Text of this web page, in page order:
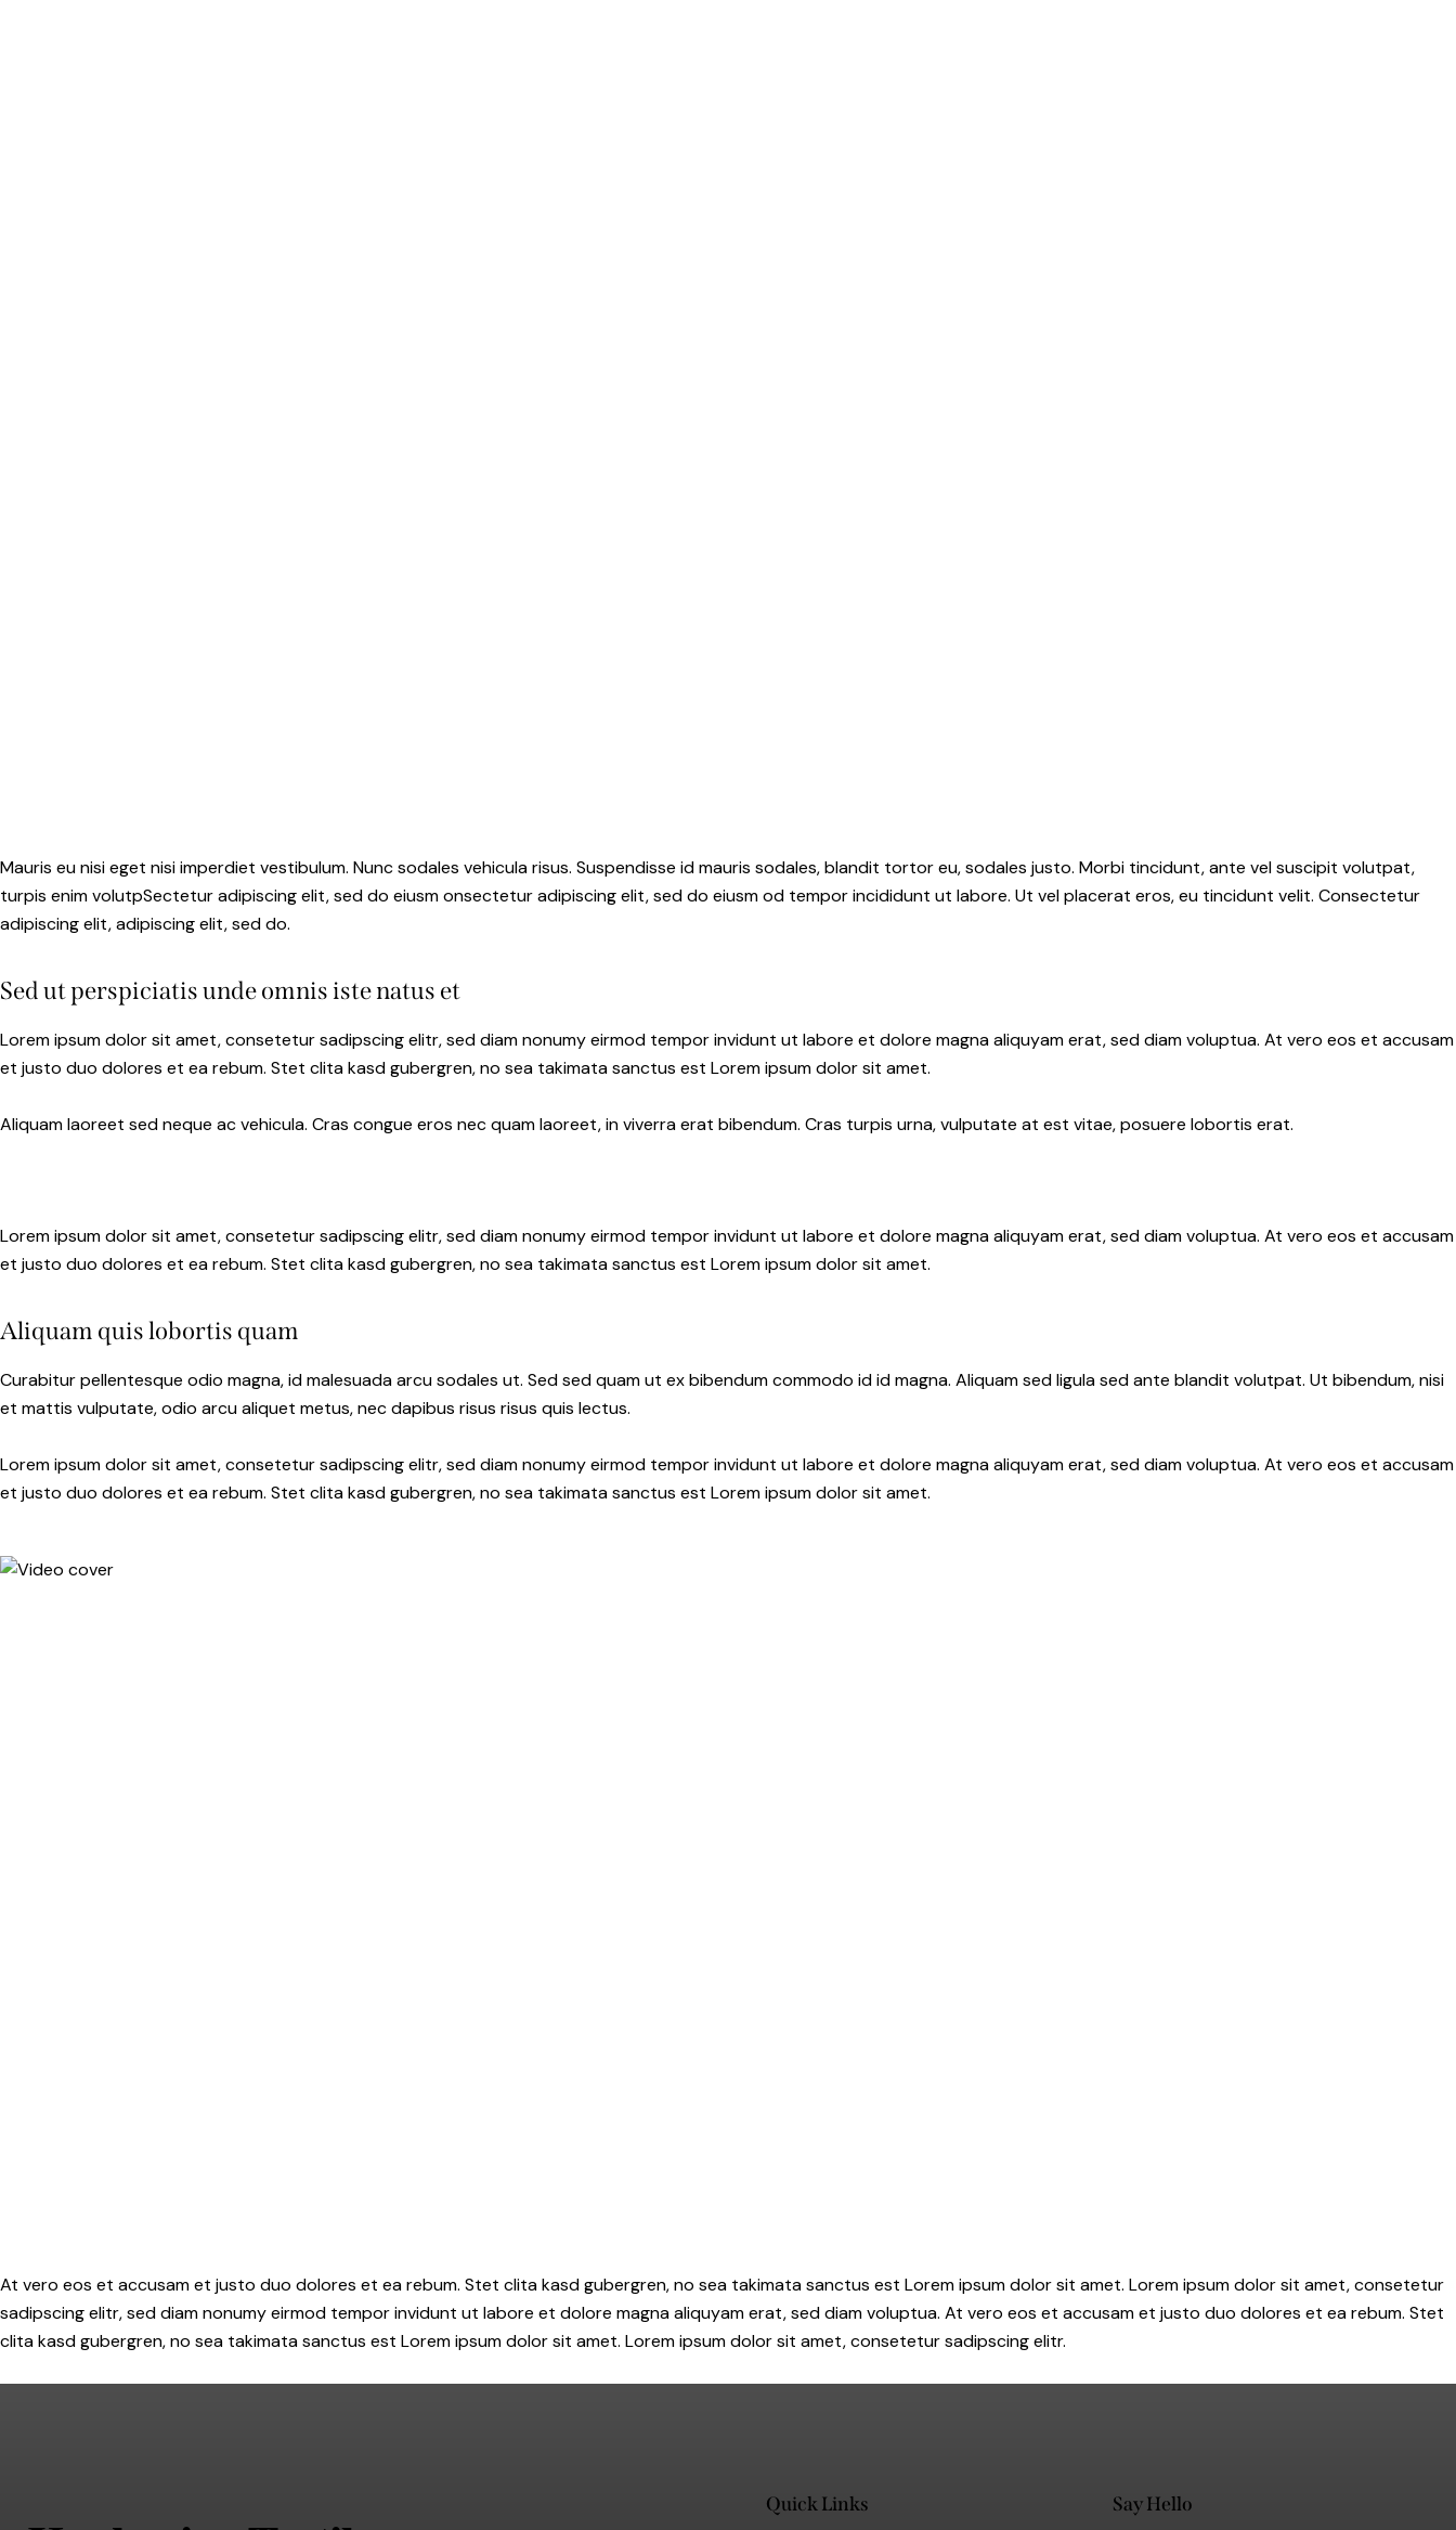
Mauris eu nisi eget nisi imperdiet vestibulum. Nunc sodales vehicula risus. Suspendisse id mauris sodales, blandit tortor eu, sodales justo. Morbi tincidunt, ante vel suscipit volutpat,
turpis enim volutpSectetur adipiscing elit, sed do eiusm onsectetur adipiscing elit, sed do eiusm od tempor incididunt ut labore. Ut vel placerat eros, eu tincidunt velit. Consectetur
adipiscing elit, adipiscing elit, sed do.
Sed ut perspiciatis unde omnis iste natus et
Lorem ipsum dolor sit amet, consetetur sadipscing elitr, sed diam nonumy eirmod tempor invidunt ut labore et dolore magna aliquyam erat, sed diam voluptua. At vero eos et accusam
et justo duo dolores et ea rebum. Stet clita kasd gubergren, no sea takimata sanctus est Lorem ipsum dolor sit amet.
Aliquam laoreet sed neque ac vehicula. Cras congue eros nec quam laoreet, in viverra erat bibendum. Cras turpis urna, vulputate at est vitae, posuere lobortis erat.
Lorem ipsum dolor sit amet, consetetur sadipscing elitr, sed diam nonumy eirmod tempor invidunt ut labore et dolore magna aliquyam erat, sed diam voluptua. At vero eos et accusam
et justo duo dolores et ea rebum. Stet clita kasd gubergren, no sea takimata sanctus est Lorem ipsum dolor sit amet.
Aliquam quis lobortis quam
Curabitur pellentesque odio magna, id malesuada arcu sodales ut. Sed sed quam ut ex bibendum commodo id id magna. Aliquam sed ligula sed ante blandit volutpat. Ut bibendum, nisi
et mattis vulputate, odio arcu aliquet metus, nec dapibus risus risus quis lectus.
Lorem ipsum dolor sit amet, consetetur sadipscing elitr, sed diam nonumy eirmod tempor invidunt ut labore et dolore magna aliquyam erat, sed diam voluptua. At vero eos et accusam
et justo duo dolores et ea rebum. Stet clita kasd gubergren, no sea takimata sanctus est Lorem ipsum dolor sit amet.
At vero eos et accusam et justo duo dolores et ea rebum. Stet clita kasd gubergren, no sea takimata sanctus est Lorem ipsum dolor sit amet. Lorem ipsum dolor sit amet, consetetur
sadipscing elitr, sed diam nonumy eirmod tempor invidunt ut labore et dolore magna aliquyam erat, sed diam voluptua. At vero eos et accusam et justo duo dolores et ea rebum. Stet
clita kasd gubergren, no sea takimata sanctus est Lorem ipsum dolor sit amet. Lorem ipsum dolor sit amet, consetetur sadipscing elitr.
Quick Links Say Hello